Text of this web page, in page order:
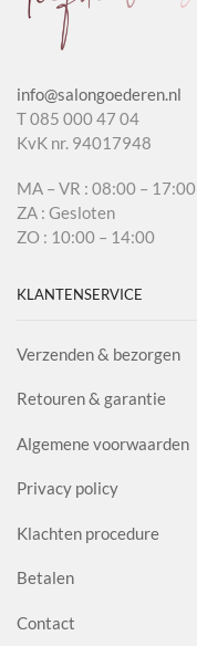
info@salongoederen.nl
T 085 000 47 04
KvK nr. 94017948
MA – VR : 08:00 – 17:00
ZA : Gesloten
ZO : 10:00 – 14:00
KLANTENSERVICE
Verzenden & bezorgen
Retouren & garantie
Algemene voorwaarden
Privacy policy
Klachten procedure
Betalen
Contact